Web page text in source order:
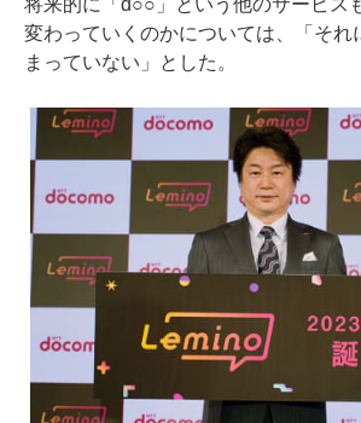
将来的に「d○○」という他のサービス
変わっていくのかについては、「それ
まっていない」とした。